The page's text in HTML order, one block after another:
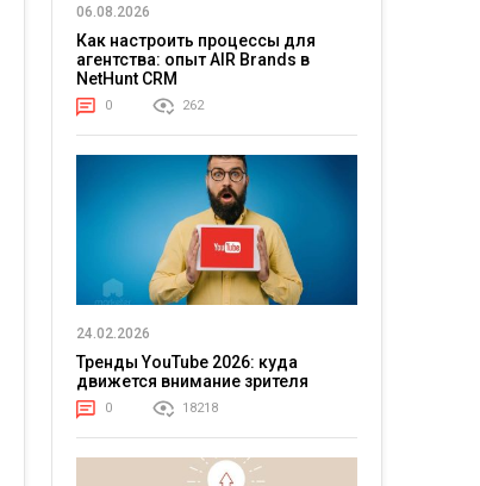
06.08.2026
Как настроить процессы для
агентства: опыт AIR Brands в
NetHunt CRM
0 262
24.02.2026
Тренды YouTube 2026: куда
движется внимание зрителя
0 18218